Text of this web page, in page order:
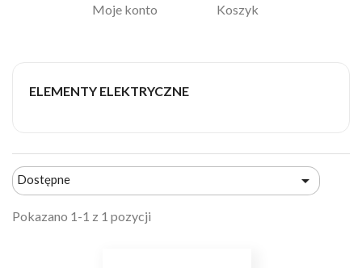
Moje konto Koszyk
ELEMENTY ELEKTRYCZNE
Dostępne 
Pokazano 1-1 z 1 pozycji